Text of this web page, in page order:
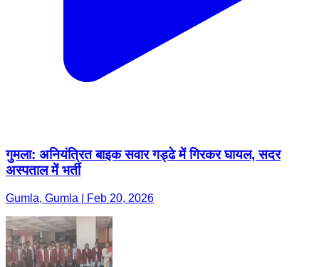
गुमला: अनियंत्रित बाइक सवार गड्ढे में गिरकर घायल, सदर
अस्पताल में भर्ती
Gumla, Gumla | Feb 20, 2026